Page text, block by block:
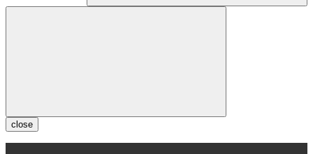
close